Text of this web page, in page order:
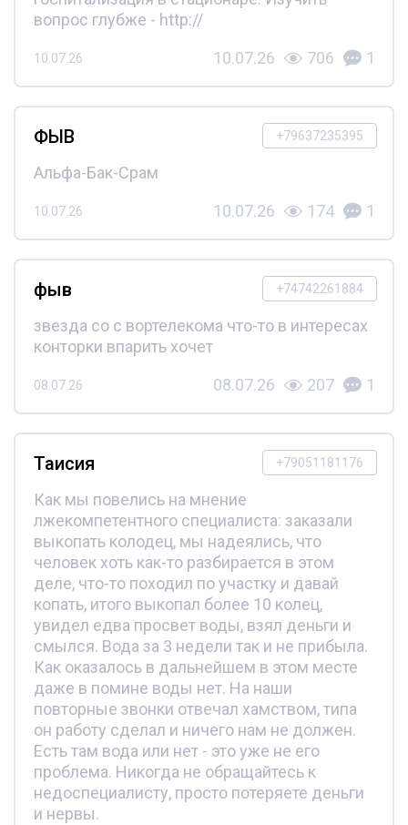
вопрос глубже - http://
10.07.26 10.07.26 706 1
+79637235395
ФЫВ
Альфа-Бак-Срам
10.07.26 10.07.26 174 1
+74742261884
фыв
звезда со с вортелекома что-то в интересах
конторки впарить хочет
08.07.26 08.07.26 207 1
+79051181176
Таисия
Как мы повелись на мнение
лжекомпетентного специалиста: заказали
выкопать колодец, мы надеялись, что
человек хоть как-то разбирается в этом
деле, что-то походил по участку и давай
копать, итого выкопал более 10 колец,
увидел едва просвет воды, взял деньги и
смылся. Вода за 3 недели так и не прибыла.
Как оказалось в дальнейшем в этом месте
даже в помине воды нет. На наши
повторные звонки отвечал хамством, типа
он работу сделал и ничего нам не должен.
Есть там вода или нет - это уже не его
проблема. Никогда не обращайтесь к
недоспециалисту, просто потеряете деньги
и нервы.